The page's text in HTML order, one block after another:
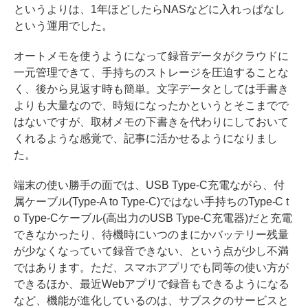
というよりは、1年ほどしたらNASなどに入れっぱなし
という運用でした。
オートメモを使うようになって録音データがクラウドに
一元管理できて、手持ちのストレージを圧迫することな
く、後から見返す時も簡単。文字データとしては手書き
よりも大量なので、時短になったかというとそこまでで
はないですが、取材メモの下書きを代わりにしておいて
くれるような感覚で、記事に活かせるようになりまし
た。
端末の使い勝手の面では、USB Type-C充電ながら、付
属ケーブル(Type-A to Type-C)ではない手持ちのType-C t
o Type-Cケーブル(高出力のUSB Type-C充電器)だと充電
できなかったり、待機時にいつのまにかバッテリー残量
が少なくなっていて録音できない、という点が少し不満
ではあります。ただ、スマホアプリでも同等の使い方が
できるほか、最近Webアプリで録音もできるようになる
など、機能が進化しているのは、サブスクのサービスと